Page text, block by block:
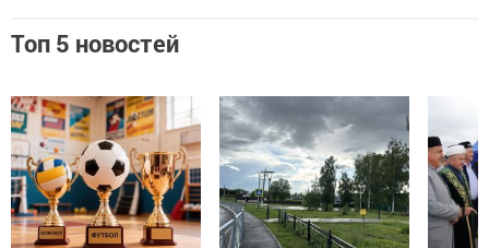
Топ 5 новостей